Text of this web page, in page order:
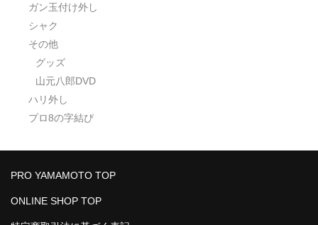
ガン玉付け外し
シャク
その他
グッズ
山元八郎DVD
ハリ外し
プロ8の字結び
PRO YAMAMOTO TOP
ONLINE SHOP TOP